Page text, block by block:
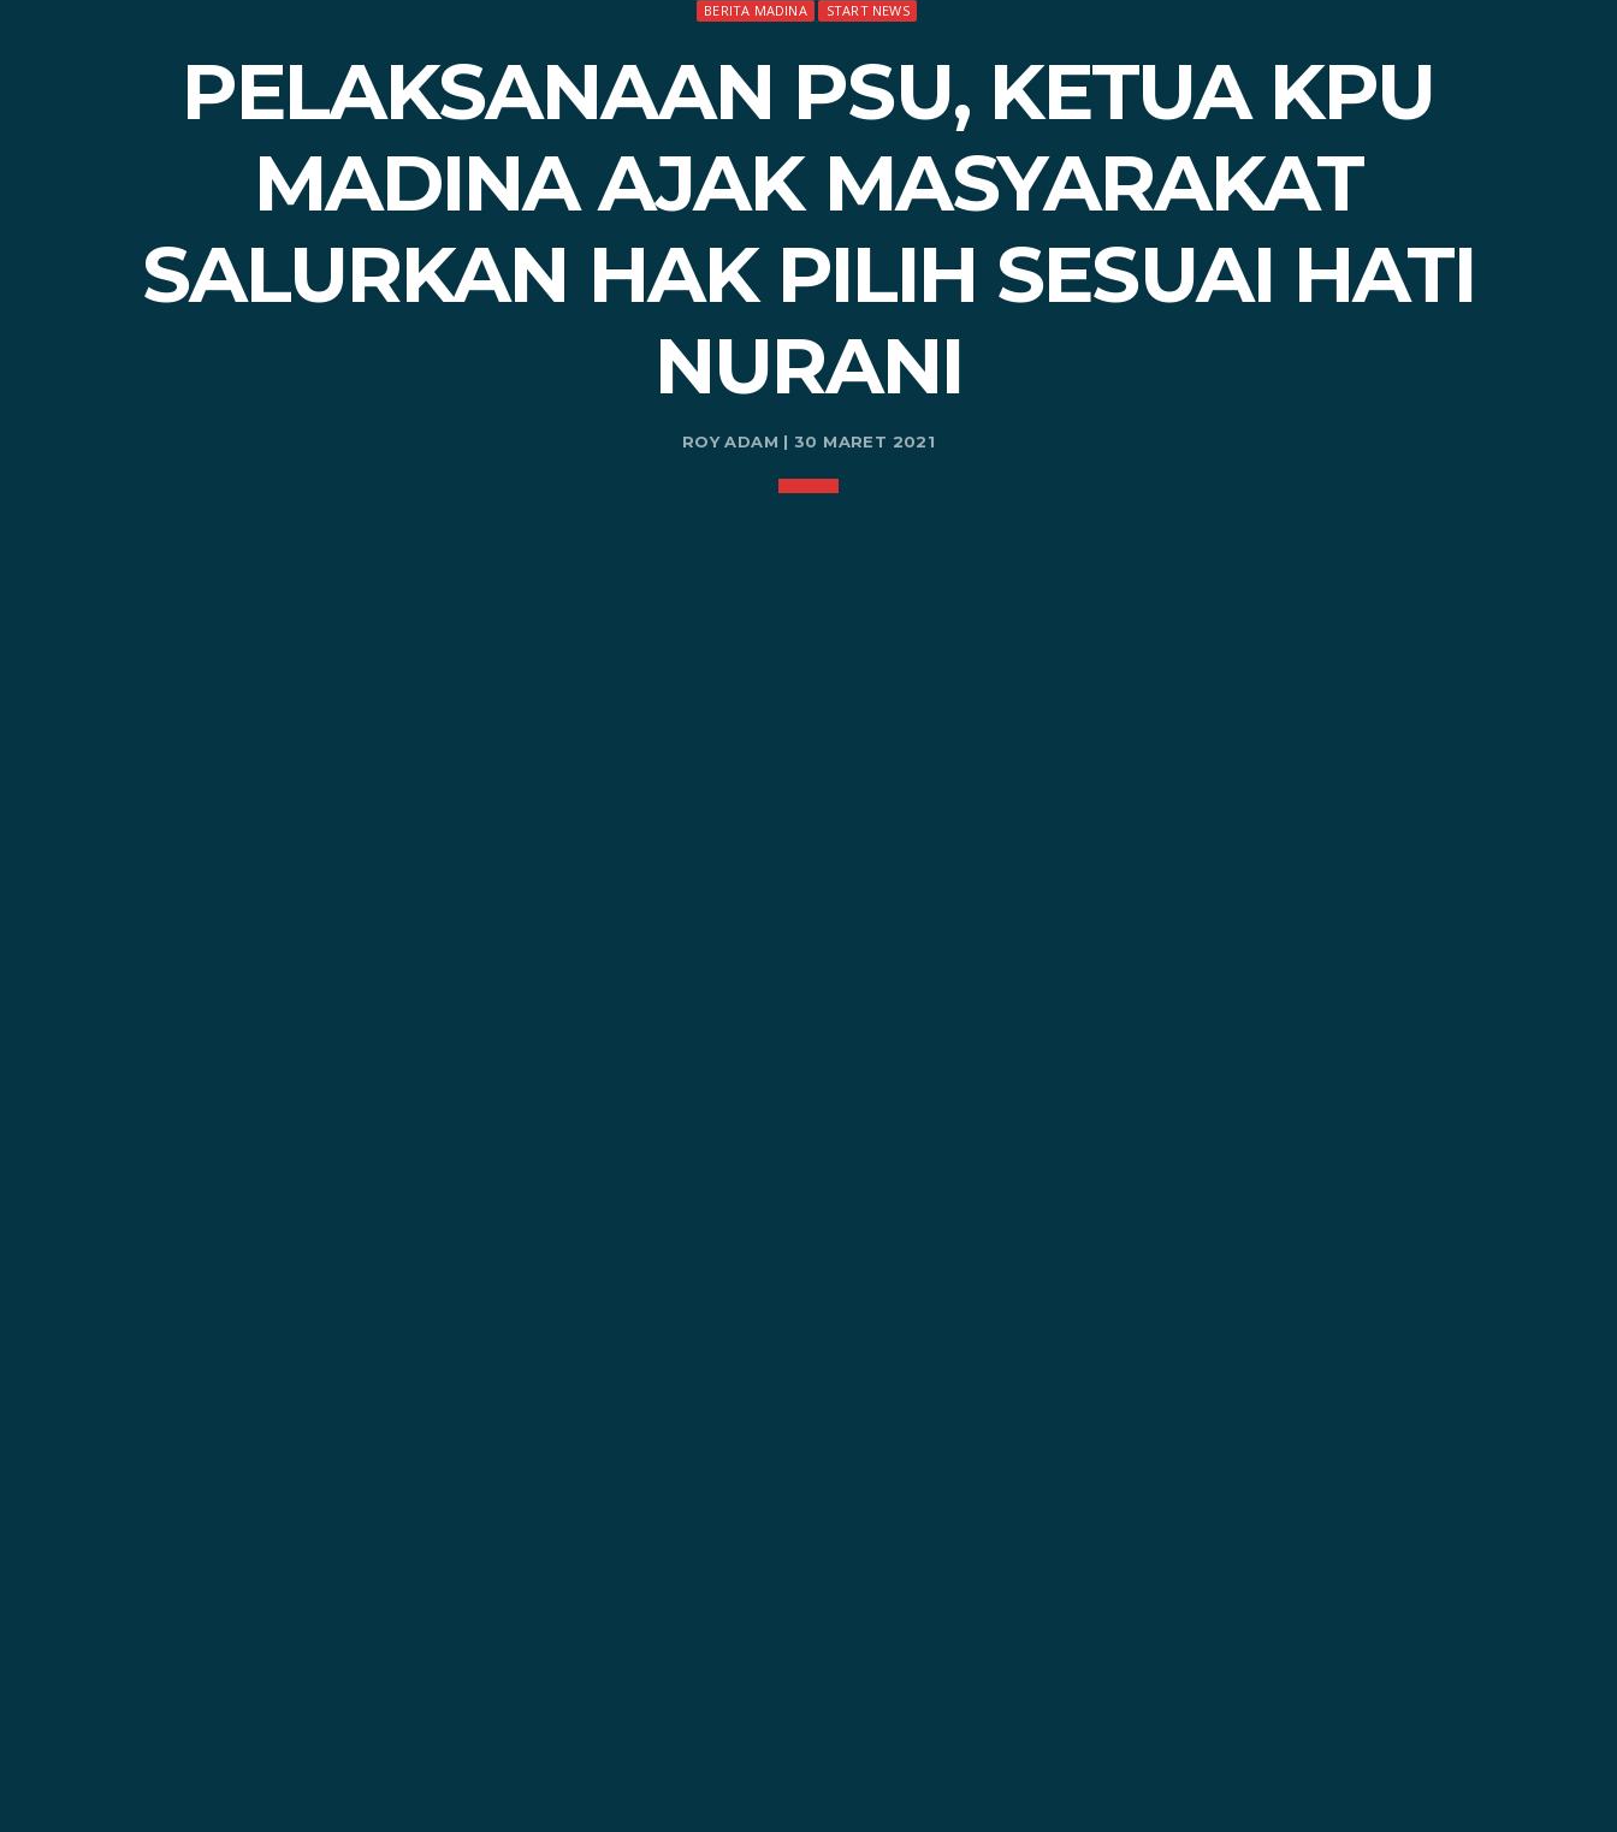
BERITA MADINA START NEWS
PELAKSANAAN PSU, KETUA KPU
MADINA AJAK MASYARAKAT
SALURKAN HAK PILIH SESUAI HATI
NURANI
ROY ADAM | 30 MARET 2021